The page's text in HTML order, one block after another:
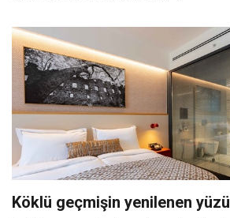
Köklü geçmişin yenilenen yüzü